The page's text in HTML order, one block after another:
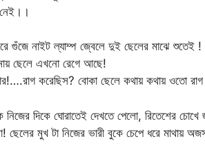
গুঁজে নাইট ল্যাম্প জ্বেলে দুই ছেলের মাঝে শুতেই !
ছেলে এখনো রেগে আছে!
করেছিস? বোকা ছেলে কথায় কথায়
দিকে ঘোরাতেই দেখতে পেলো, রিতেশের
ছেলের মুখ টা নিজের ভারী বুকে চেপে ধরে মাথায়